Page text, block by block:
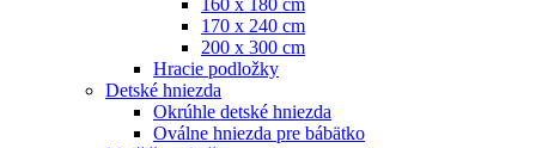
170 x 240 cm
200 x 300 cm
Hracie podložky
Detské hniezda
Okrúhle detské hniezda
Oválne hniezda pre bábätko